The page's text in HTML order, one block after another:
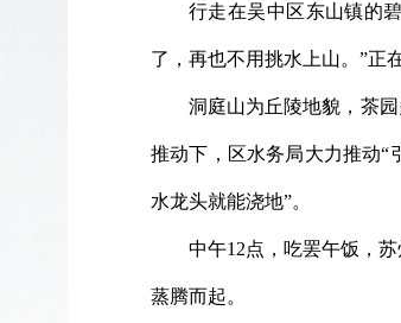
行走在吴中区东山镇的
了，再也不用挑水上山。”正
洞庭山为丘陵地貌，茶
推动下，区水务局大力推动“
水龙头就能浇地”。
中午12点，吃罢午饭，
蒸腾而起。